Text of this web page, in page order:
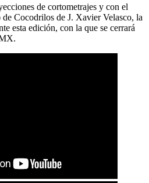
de cortometrajes y con el
Cocodrilos de J. Xavier Velasco, la
esta edición, con la que se cerrará